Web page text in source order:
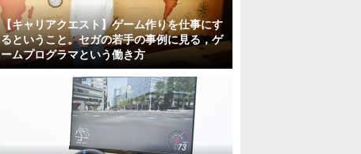
【キャリアクエスト】ゲーム作りを仕事にす
るということ。セガの若手の事例に見る，ゲ
ームプログラマという働き方